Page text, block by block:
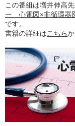
この番組は増井伸高
ー 心電図×非循環器
です。
書籍の詳細はこちら